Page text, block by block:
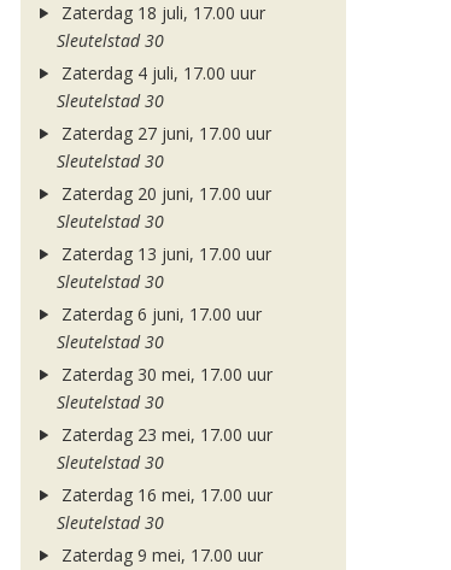
Zaterdag 18 juli, 17.00 uur
Sleutelstad 30
Zaterdag 4 juli, 17.00 uur
Sleutelstad 30
Zaterdag 27 juni, 17.00 uur
Sleutelstad 30
Zaterdag 20 juni, 17.00 uur
Sleutelstad 30
Zaterdag 13 juni, 17.00 uur
Sleutelstad 30
Zaterdag 6 juni, 17.00 uur
Sleutelstad 30
Zaterdag 30 mei, 17.00 uur
Sleutelstad 30
Zaterdag 23 mei, 17.00 uur
Sleutelstad 30
Zaterdag 16 mei, 17.00 uur
Sleutelstad 30
Zaterdag 9 mei, 17.00 uur